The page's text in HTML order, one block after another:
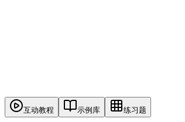
互动教程 示例库 练习题